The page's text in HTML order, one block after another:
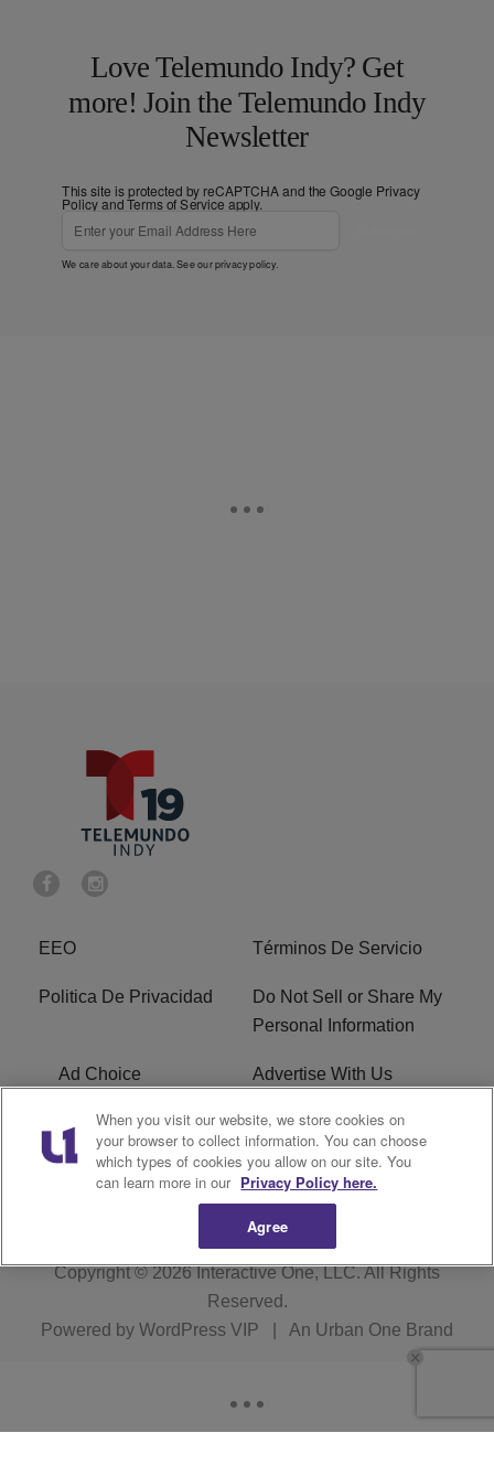
Love Telemundo Indy? Get
more! Join the Telemundo Indy
Newsletter
This site is protected by reCAPTCHA and the Google Privacy
PolicyandTerms of Service apply.
We care about your data. See ourprivacy policy.
EEO Términos De Servicio
Politica De Privacidad
Do Not Sell or Share My
Personal Information
Ad Choice Advertise With Us
Terms of Service R1 Digital
Closed Captioning
Copyright © 2026Interactive One, LLC. All Rights
Reserved.
Powered by WordPress VIP An Urban One Brand
When you visit our website, we store cookies on
your browser to collect information. You can choose
which types of cookies you allow on our site. You
can learn more in our Privacy Policy here.
Agree